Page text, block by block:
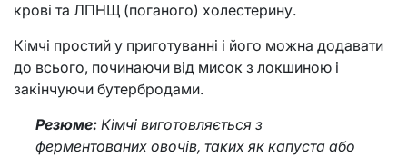
крові та ЛПНЩ (поганого) холестерину.
Кімчі простий у приготуванні і його можна додавати
до всього, починаючи від мисок з локшиною і
закінчуючи бутербродами.
Резюме: Кімчі виготовляється з
ферментованих овочів, таких як капуста або